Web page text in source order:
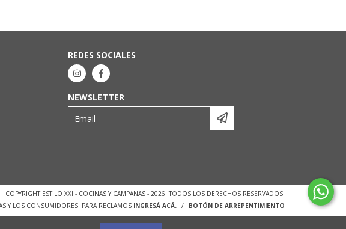
REDES SOCIALES
NEWSLETTER
COPYRIGHT ESTILO XXI - COCINAS Y CAMPANAS - 2026. TODOS LOS DERECHOS RESERVADOS.
Y LOS CONSUMIDORES. PARA RECLAMOS INGRESÁ ACÁ. / BOTÓN DE ARREPENTIMIENTO